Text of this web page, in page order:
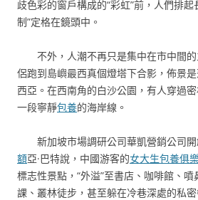
歧色彩的窗戶構成的“彩虹”前，人們排
制”定格在鏡頭中。
不外，人潮不再只是集中在市中間
侶跑到島嶼最西真個燈塔下合影，佈景
西亞。在西南角的白沙公園，有人穿過
一段寧靜包養的海岸線。
新加坡市場調研公司華凱營銷公司
額亞·巴特說，中國游客的女大生包養俱
標志性景點，“外溢”至書店、咖啡館、
課、叢林徒步，甚至躲在冷巷深處的私密